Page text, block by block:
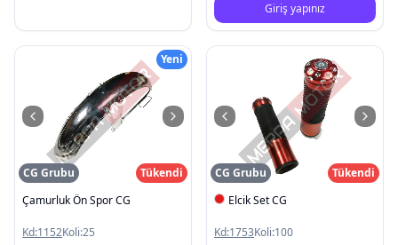
Giriş yapınız
Yeni
CG Grubu
Tükendi
Çamurluk Ön Spor CG
Kd:1152Koli:25
CG Grubu
Tükendi
Elcik Set CG
Kd:1753Koli:100